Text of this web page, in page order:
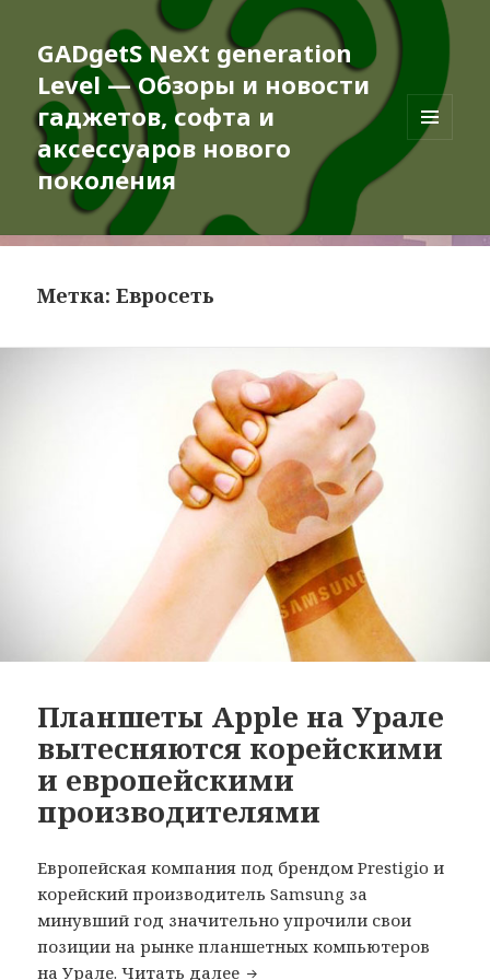
GADgetS NeXt generation
Level — Обзоры и новости
гаджетов, софта и
аксессуаров нового
поколения
МЕНЮ
Метка:Евросеть
Планшеты Apple на Урале
вытесняются корейскими
и европейскими
производителями
Европейская компания под брендом Prestigio и
корейский производитель Samsung за
минувший год значительно упрочили свои
позиции на рынке планшетных компьютеров
на Урале.Читать далее Планшеты Apple на Урале